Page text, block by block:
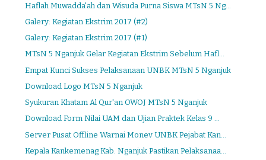
Haflah Muwadda'ah dan Wisuda Purna Siswa MTsN 5 Ng...
Galery: Kegiatan Ekstrim 2017 (#2)
Galery: Kegiatan Ekstrim 2017 (#1)
MTsN 5 Nganjuk Gelar Kegiatan Ekstrim Sebelum Hafl...
Empat Kunci Sukses Pelaksanaan UNBK MTsN 5 Nganjuk
Download Logo MTsN 5 Nganjuk
Syukuran Khatam Al Qur'an OWOJ MTsN 5 Nganjuk
Download Form Nilai UAM dan Ujian Praktek Kelas 9 ...
Server Pusat Offline Warnai Monev UNBK Pejabat Kan...
Kepala Kankemenag Kab. Nganjuk Pastikan Pelaksanaa...